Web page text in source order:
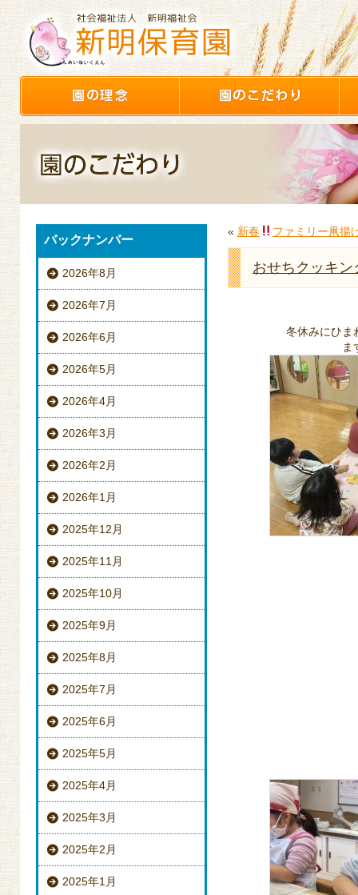
バックナンバー
2026年8月
2026年7月
2026年6月
2026年5月
2026年4月
2026年3月
2026年2月
2026年1月
2025年12月
2025年11月
2025年10月
2025年9月
2025年8月
2025年7月
2025年6月
2025年5月
2025年4月
2025年3月
2025年2月
2025年1月
« 新春 ファミリー凧揚
おせちクッキ
冬休みにひま
ま